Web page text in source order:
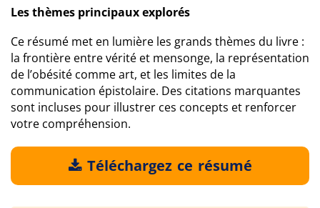
Les thèmes principaux explorés
Ce résumé met en lumière les grands thèmes du livre :
la frontière entre vérité et mensonge, la représentation
de l’obésité comme art, et les limites de la
communication épistolaire. Des citations marquantes
sont incluses pour illustrer ces concepts et renforcer
votre compréhension.
Téléchargez ce résumé